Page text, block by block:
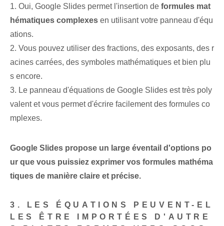
1. Oui, Google Slides permet l'insertion de formules mat
hématiques complexes en utilisant votre panneau d'équ
ations.
2. Vous pouvez utiliser des fractions, des exposants, des r
acines carrées, des symboles mathématiques et bien plu
s encore.
3. Le panneau d'équations de Google Slides est très poly
valent et vous permet d'écrire facilement des formules co
mplexes.
Google Slides propose un large éventail d'options po
ur que vous puissiez exprimer vos formules mathéma
tiques de manière claire et précise.
3. LES ÉQUATIONS PEUVENT-EL
LES ÊTRE IMPORTÉES D'AUTRE